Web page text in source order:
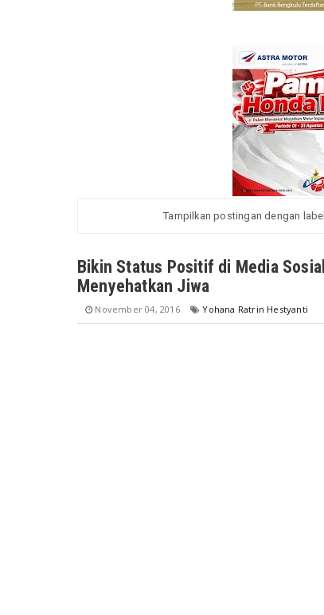
Tampilkan postingan dengan label
Bikin Status Positif di Media Sosial
Menyehatkan Jiwa
November 04, 2016 Yohana Ratrin Hestyanti